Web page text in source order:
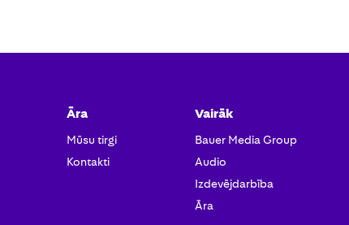
Āra
Mūsu tirgi
Kontakti
Vairāk
Bauer Media Group
Audio
Izdevējdarbība
Āra